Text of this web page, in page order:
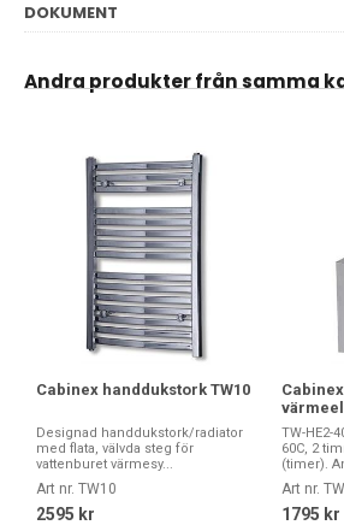
DOKUMENT
Andra produkter från samma
Cabinex handdukstork TW10
Designad handdukstork/radiator
med flata, välvda steg för
vattenburet värmesy...
Art nr. TW10
2595 kr
TW-HE2-
60C, 2
(timer).
Art nr.
1795 kr